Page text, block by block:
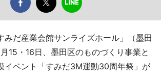
みだ産業会館サンライズホール」（墨田
15・16日、墨田区のものづくり事業と
イベント「すみだ3M運動30周年祭」が